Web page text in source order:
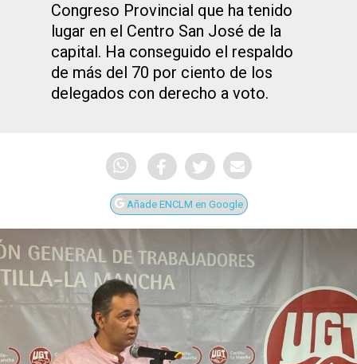
Congreso Provincial que ha tenido
lugar en el Centro San José de la
capital. Ha conseguido el respaldo
de más del 70 por ciento de los
delegados con derecho a voto.
Añade ENCLM en Google